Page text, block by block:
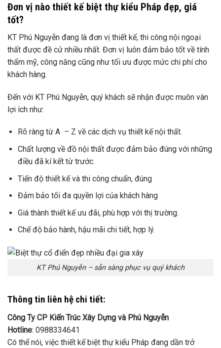
Đơn vị nào thiết kế biệt thự kiểu Pháp đẹp, giá
tốt?
KT Phú Nguyễn đang là đơn vị thiết kế, thi công nội ngoại
thất được đề cử nhiều nhất. Đơn vị luôn đảm bảo tốt về tính
thẩm mỹ, công năng cũng như tối ưu được mức chi phí cho
khách hàng.
Đến với KT Phú Nguyễn, quý khách sẽ nhận được muôn vàn
lợi ích như:
Rõ ràng từ A – Z về các dịch vụ thiết kế nội thất.
Chất lượng về đồ nội thất được đảm bảo đúng với những
điều đã kí kết từ trước.
Tiến độ thiết kế và thi công chuẩn, đúng
Đảm bảo tối đa quyền lợi của khách hàng
Giá thành thiết kế ưu đãi, phù hợp với thị trường.
Chế độ bảo hành, hậu mãi chi tiết, hợp lý.
KT Phú Nguyễn – sẵn sàng phục vụ quý khách
Thông tin liên hệ chi tiết:
Công Ty CP Kiến Trúc Xây Dựng và Phú Nguyễn
Hotline: 0988334641
Có thể nói, việc thiết kế biệt thự kiểu Pháp đang dần trở